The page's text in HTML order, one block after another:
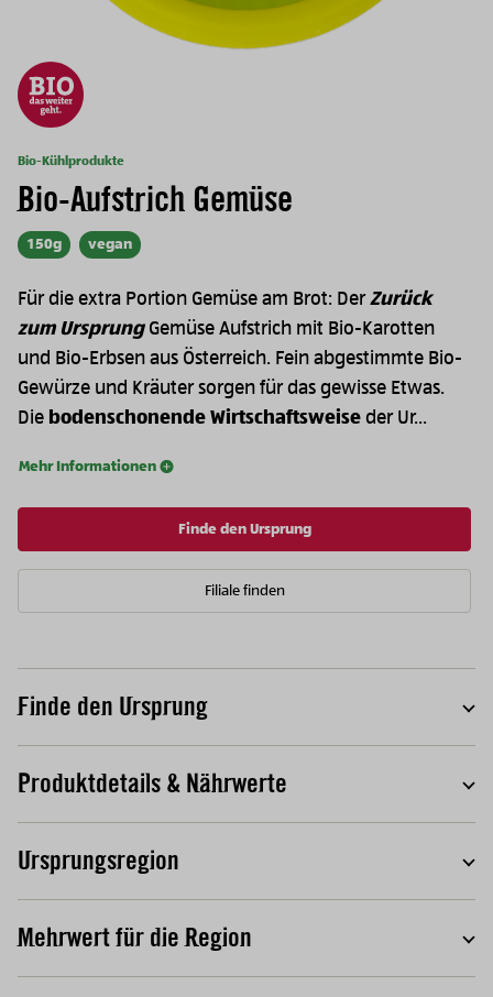
Bio-Kühlprodukte
Bio-Aufstrich Gemüse
150g vegan
Für die extra Portion Gemüse am Brot: DerZurück
zum UrsprungGemüse Aufstrich mit Bio-Karotten
und Bio-Erbsen aus Österreich. Fein abgestimmte Bio-
Gewürze und Kräuter sorgen für das gewisse Etwas.
Die bodenschonende Wirtschaftsweise der Ur...
Mehr Informationen
Finde den Ursprung
Filiale finden
Finde den Ursprung
Produktdetails & Nährwerte
Ursprungsregion
Mehrwert für die Region